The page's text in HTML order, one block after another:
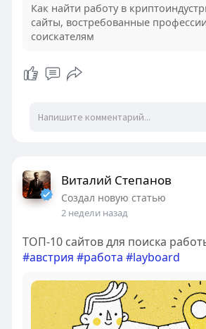
Как найти работу в
сайты, востребованные
соискателям
Виталий Степанов
Создал новую статью
2 недели назад
ТОП-10 сайтов для поиска
#австрия #работа #layboard